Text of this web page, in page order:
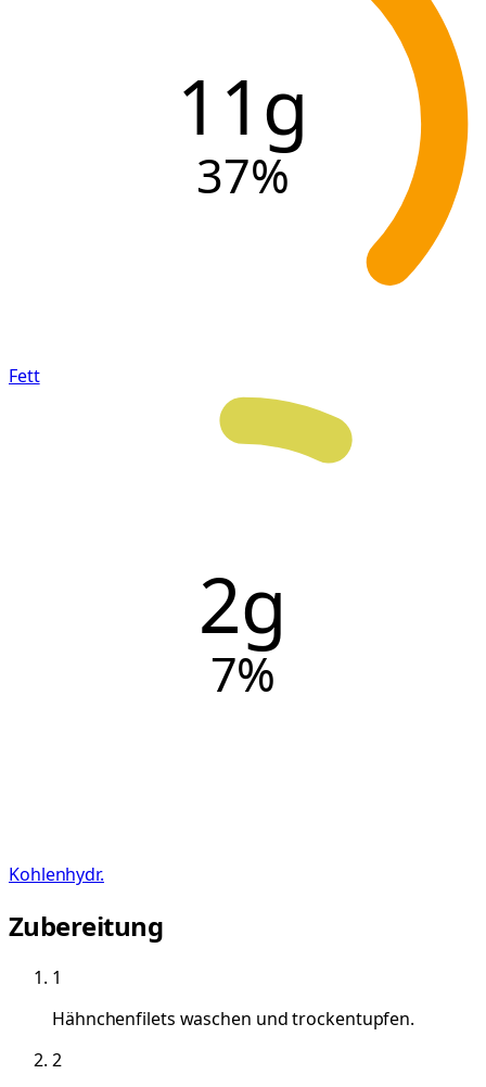
11g
37%
Fett
2g
7%
Kohlenhydr.
Zubereitung
1
Hähnchenfilets waschen und trockentupfen.
2